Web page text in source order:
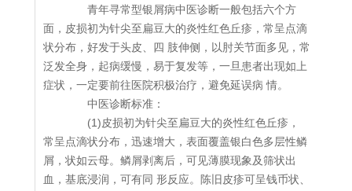
青年寻常型银屑病中医诊断一般包括六个方
面，皮损初为针尖至扁豆大的炎性红色丘疹，常呈点滴
状分布，好发于头皮、四 肢伸侧，以肘关节面多见，常
泛发全身，起病缓慢，易于复发等，一旦患者出现如上
症状，一定要前往医院积极治疗，避免延误病 情。
中医诊断标准：
(1)皮损初为针尖至扁豆大的炎性红色丘疹，
常呈点滴状分布，迅速增大，表面覆盖银白色多层性鳞
屑，状如云母。鳞屑剥离后，可见薄膜现象及筛状出
血，基底浸润，可有同 形反应。陈旧皮疹可呈钱币状、